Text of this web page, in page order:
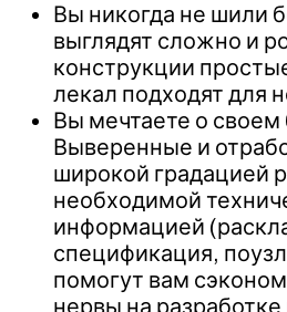
Вы никогда не шили
выглядят сложно и
конструкции
лекал подходят для
Вы мечтаете о своем
Выверенные и
широкой градацией
необходимой
информацией
спецификация,
помогут вам
нервы на